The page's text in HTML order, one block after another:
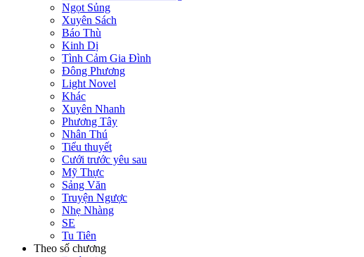
Ngọt Sủng
Xuyên Sách
Báo Thù
Kinh Dị
Tình Cảm Gia Đình
Đông Phương
Light Novel
Khác
Xuyên Nhanh
Phương Tây
Nhân Thú
Tiểu thuyết
Cưới trước yêu sau
Mỹ Thực
Sảng Văn
Truyện Ngược
Nhẹ Nhàng
SE
Tu Tiên
Theo số chương